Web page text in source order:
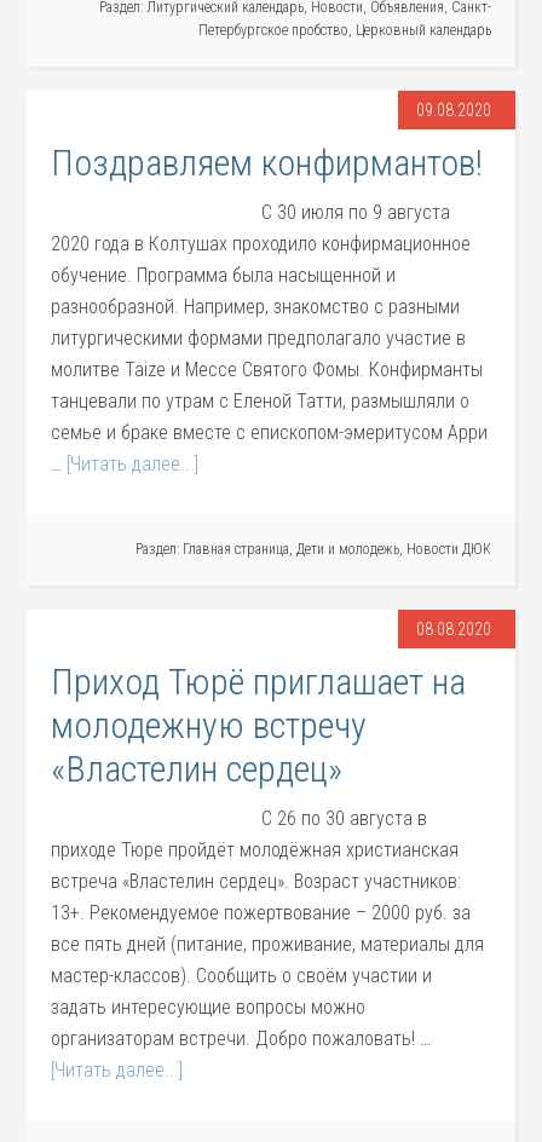
Раздел: Литургический календарь, Новости, Объявления, Санкт-
Петербургское пробство, Церковный календарь
09.08.2020
Поздравляем конфирмантов!
С 30 июля по 9 августа
2020 года в Колтушах проходило конфирмационное
обучение. Программа была насыщенной и
разнообразной. Например, знакомство с разными
литургическими формами предполагало участие в
молитве Taize и Мессе Святого Фомы. Конфирманты
танцевали по утрам с Еленой Татти, размышляли о
семье и браке вместе с епископом-эмеритусом Арри
… [Читать далее...]
Раздел: Главная страница, Дети и молодежь, Новости ДЮК
08.08.2020
Приход Тюрё приглашает на
молодежную встречу
«Властелин сердец»
С 26 по 30 августа в
приходе Тюре пройдёт молодёжная христианская
встреча «Властелин сердец». Возраст участников:
13+. Рекомендуемое пожертвование – 2000 руб. за
все пять дней (питание, проживание, материалы для
мастер-классов). Сообщить о своём участии и
задать интересующие вопросы можно
организаторам встречи. Добро пожаловать! …
[Читать далее...]